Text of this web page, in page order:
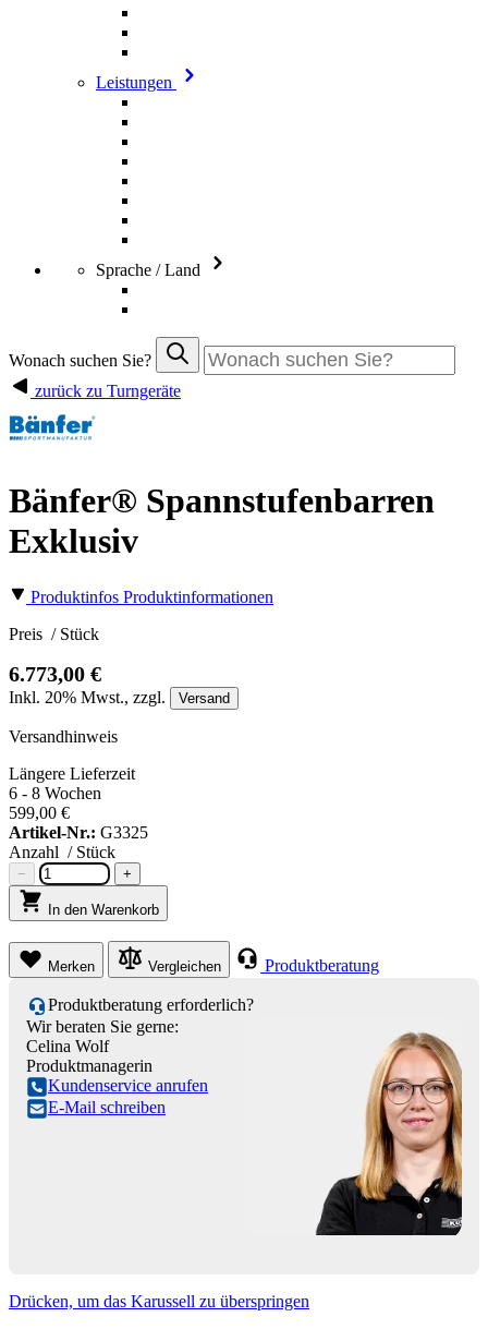
Leistungen
Sprache / Land
Wonach suchen Sie?
zurück zu Turngeräte
Bänfer® Spannstufenbarren
Exklusiv
Produktinfos Produktinformationen
Preis / Stück
6.773,00 €
Inkl. 20% Mwst., zzgl. Versand
Versandhinweis
Längere Lieferzeit
6 - 8 Wochen
599,00 €
Artikel-Nr.: G3325
Anzahl / Stück
− +
In den Warenkorb
Merken Vergleichen Produktberatung
Produktberatung erforderlich?
Wir beraten Sie gerne:
Celina Wolf
Produktmanagerin
Kundenservice anrufen
E-Mail schreiben
Drücken, um das Karussell zu überspringen